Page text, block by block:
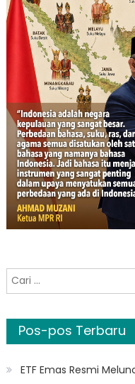
Cari
untuk:
Pos-pos Terbaru
ETF Emas Resmi